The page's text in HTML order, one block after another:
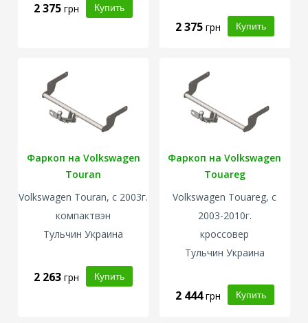
2 375грн
2 375 грн
Фаркоп на Volkswagen
Touran
Volkswagen Touran, с 2003г.
компактвэн
Тульчин Украина
2 263грн
Фаркоп на Volkswagen
Touareg
Volkswagen Touareg, с
2003-2010г.
кроссовер
Тульчин Украина
2 444грн